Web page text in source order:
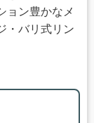
ョン豊かなメ
・バリ式リン